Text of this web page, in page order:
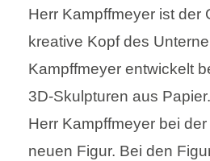
Herr Kampffmeyer ist der
kreative Kopf des
Kampffmeyer entwickelt
3D-Skulpturen aus
Herr Kampffmeyer bei
neuen Figur. Bei den